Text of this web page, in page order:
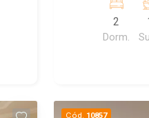
sendo um
banheiro social. A área externa inclui
espaço com
bairros
2
Dorm.
Cód. 10857